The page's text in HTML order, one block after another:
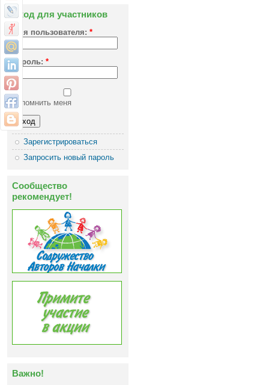
Вход для участников
Имя пользователя: *
Пароль: *
Запомнить меня
Зарегистрироваться
Запросить новый пароль
Сообщество
рекомендует!
Важно!